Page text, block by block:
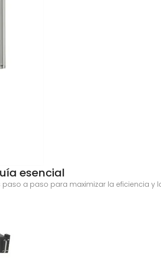
esencial
a paso para maximizar la eficiencia y